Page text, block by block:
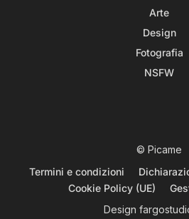
Arte
Design
Fotografia
NSFW
© Picame
Termini e condizioni
Cookie Policy (UE)
Design